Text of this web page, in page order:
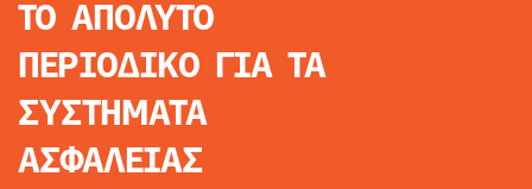
ΤΟ ΑΠΟΛΥΤΟ
ΠΕΡΙΟΔΙΚΟ ΓΙΑ ΤΑ
ΣΥΣΤΗΜΑΤΑ
ΑΣΦΑΛΕΙΑΣ